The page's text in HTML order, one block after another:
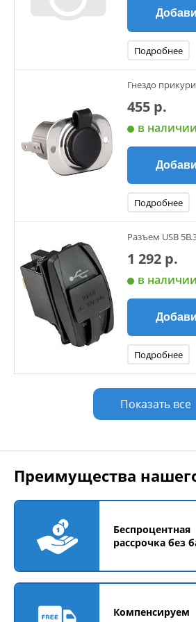
Подробнее
Гнездо
455 р.
в наличии
Подробнее
Разъем USB
1 292 р.
в наличии
Подробнее
Показать все
Преимущества
Беспроцентная
рассрочка без
Компенсируем